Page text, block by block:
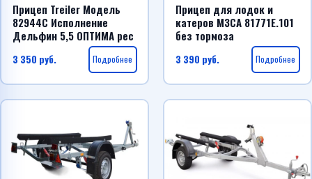
Прицеп Treiler Модель
82944С Исполнение
Дельфин 5,5 ОПТИМА рес
3 350 руб. Подробнее
Прицеп для лодок и
катеров МЗСА 81771E.101
без тормоза
3 390 руб. Подробнее